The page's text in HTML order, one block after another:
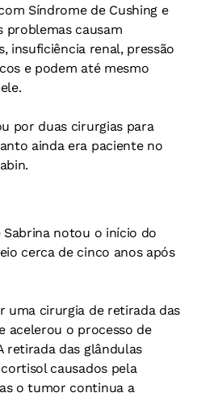
Síndrome de Cushing e
problemas causam
insuficiência renal, pressão
e podem até mesmo
por duas cirurgias para
ainda era paciente no
Sabrina notou o início do
cerca de cinco anos após
uma cirurgia de retirada das
acelerou o processo de
retirada das glândulas
causados pela
o tumor continua a